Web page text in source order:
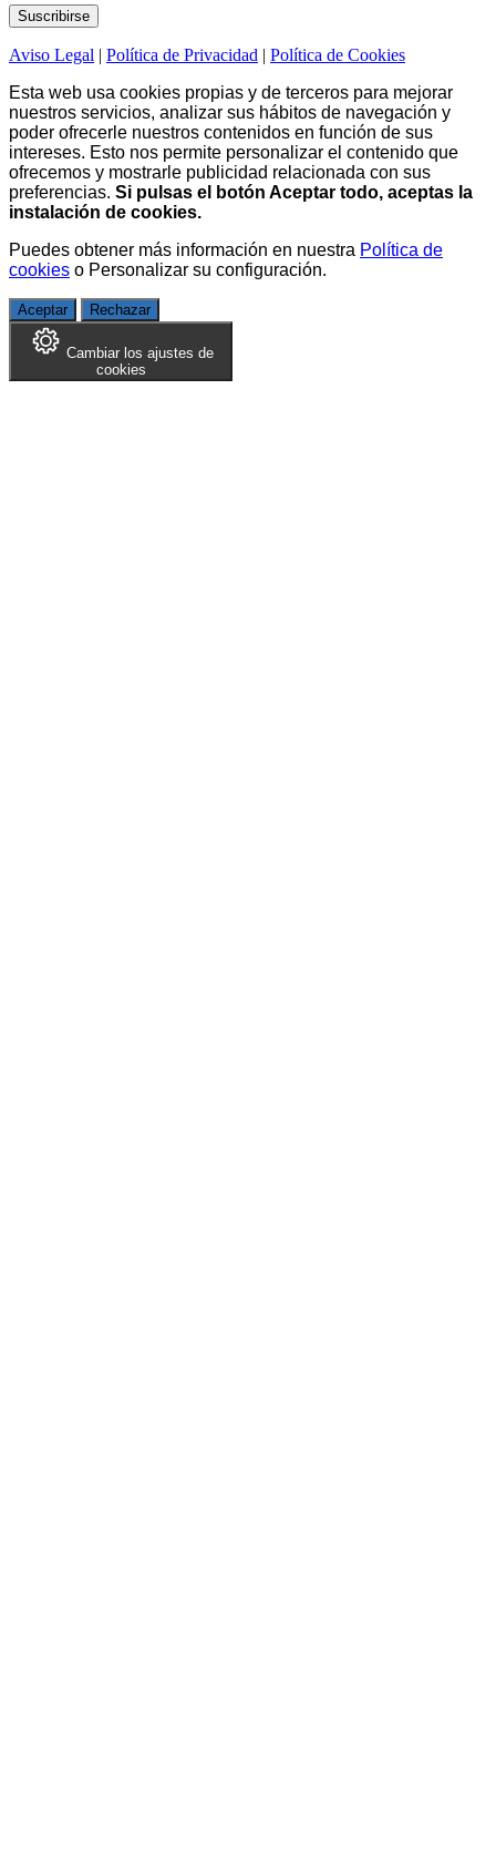
Aviso Legal | Política de Privacidad | Política de Cookies
Esta web usa cookies propias y de terceros para mejorar
nuestros servicios, analizar sus hábitos de navegación y
poder ofrecerle nuestros contenidos en función de sus
intereses. Esto nos permite personalizar el contenido que
ofrecemos y mostrarle publicidad relacionada con sus
preferencias. Si pulsas el botón Aceptar todo, aceptas la
instalación de cookies.
Puedes obtener más información en nuestra Política de
cookies o Personalizar su configuración.
Aceptar Rechazar
Cambiar los ajustes de
cookies